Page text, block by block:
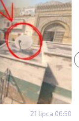
21 lipca 06:50